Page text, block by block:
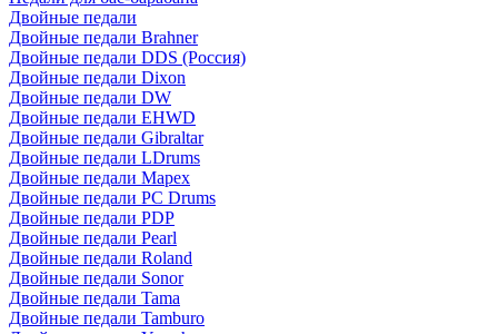
Двойные педали
Двойные педали Brahner
Двойные педали DDS (Россия)
Двойные педали Dixon
Двойные педали DW
Двойные педали EHWD
Двойные педали Gibraltar
Двойные педали LDrums
Двойные педали Mapex
Двойные педали PC Drums
Двойные педали PDP
Двойные педали Pearl
Двойные педали Roland
Двойные педали Sonor
Двойные педали Tama
Двойные педали Tamburo